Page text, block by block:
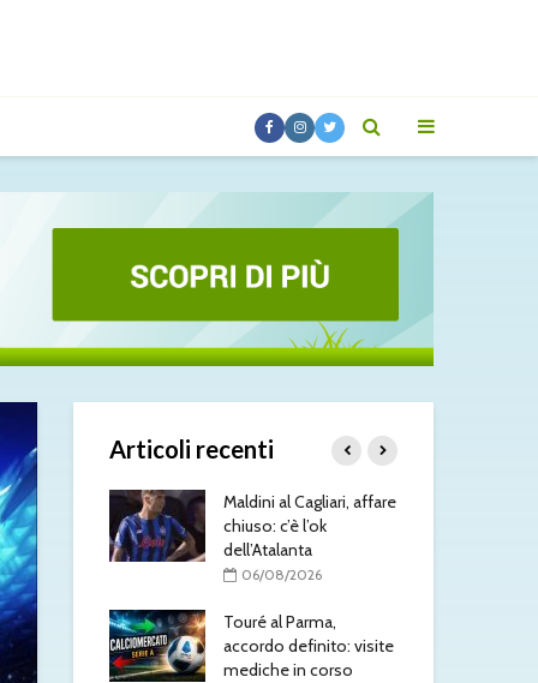
Articoli recenti
il Napoli
con
è del Como:
in
Maldini al Cagliari, affare
chiuso: c’è l’ok
dell’Atalanta
06/08/2026
Touré al Parma,
accordo definito: visite
mediche in corso